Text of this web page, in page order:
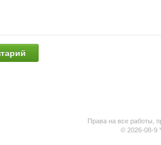
Права на все работы,
© 2026-08-9